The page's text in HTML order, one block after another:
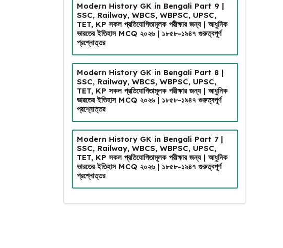
Modern History GK in Bengali Part 9 |
SSC, Railway, WBCS, WBPSC, UPSC,
TET, KP সকল প্রতিযোগিতামূলক পরীক্ষার জন্য | আধুনিক
ভারতের ইতিহাস MCQ ২০২৬ | ১৮৫৮-১৯৪৭ গুরুত্বপূর্ণ
প্রশ্নোত্তর
Modern History GK in Bengali Part 8 |
SSC, Railway, WBCS, WBPSC, UPSC,
TET, KP সকল প্রতিযোগিতামূলক পরীক্ষার জন্য | আধুনিক
ভারতের ইতিহাস MCQ ২০২৬ | ১৮৫৮-১৯৪৭ গুরুত্বপূর্ণ
প্রশ্নোত্তর
Modern History GK in Bengali Part 7 |
SSC, Railway, WBCS, WBPSC, UPSC,
TET, KP সকল প্রতিযোগিতামূলক পরীক্ষার জন্য | আধুনিক
ভারতের ইতিহাস MCQ ২০২৬ | ১৮৫৮-১৯৪৭ গুরুত্বপূর্ণ
প্রশ্নোত্তর